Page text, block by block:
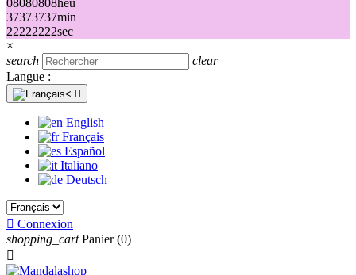
08080808heu
37373737min
22222222sec
×
search
clear
Langue :

English
Français
Español
Italiano
Deutsch
 Connexion
shopping_cart Panier (0)
